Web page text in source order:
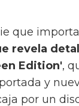
que
revela
Edition',
y
por un